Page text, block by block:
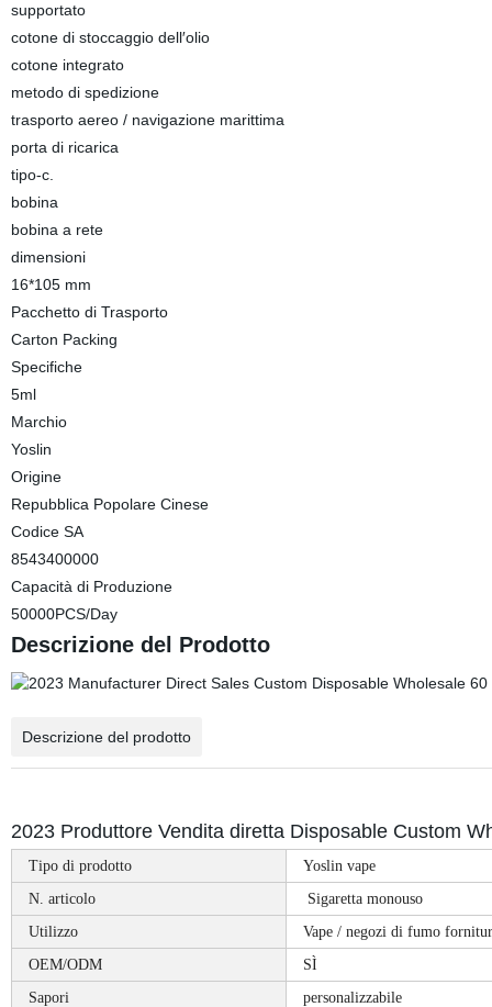
supportato
cotone di stoccaggio dell′olio
cotone integrato
metodo di spedizione
trasporto aereo / navigazione marittima
porta di ricarica
tipo-c.
bobina
bobina a rete
dimensioni
16*105 mm
Pacchetto di Trasporto
Carton Packing
Specifiche
5ml
Marchio
Yoslin
Origine
Repubblica Popolare Cinese
Codice SA
8543400000
Capacità di Produzione
50000PCS/Day
Descrizione del Prodotto
Descrizione del prodotto
2023 Produttore Vendita diretta Disposable Custom
Tipo di prodotto
Yoslin vape
N. articolo
Sigaretta monouso
Utilizzo
Vape / negozi di fumo
OEM/ODM
SÌ
Sapori
personalizzabile